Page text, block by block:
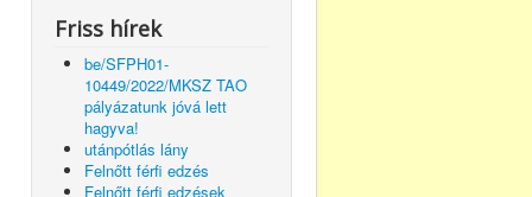
Friss hírek
be/SFPH01-
10449/2022/MKSZ TAO
pályázatunk jóvá lett
hagyva!
utánpótlás lány
Felnőtt férfi edzés
Felnőtt férfi edzések